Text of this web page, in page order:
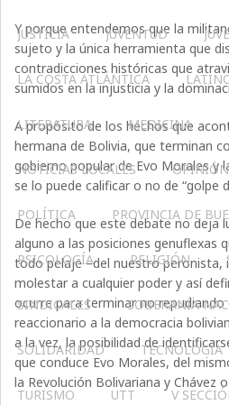
JUSTICIA JUVENTUD
LA COSTA ATLÁNTICA
LITERATURA MEDICINA
NOTICIAS LOCALES OPINIÓN
POLÍTICA PROVINCIA DE
PSICOLOGÍA RELIGIÓN
SINDICALES SOBERANÍA
SOLIDARIDAD TECNOLOGÍA
TURISMO UTT V
Y porque entendemos que la
sujeto y la única herramienta que
contradicciones históricas que
sumidos en la injusticia y la
A propósito de los hechos que
hermana de Bolivia, que terminan
gobierno popular de Evo Morales y
se lo puede calificar o no de “golpe
De hecho que este debate no deja
alguno a las posiciones genuflexas
todo pelaje –del nuestro peronista,
molestar a cualquier poder y así
ocurre para terminar no
reaccionario a la democracia
a la vez, la posibilidad de
que conduce Evo Morales, del
la Revolución Bolivariana y Chávez